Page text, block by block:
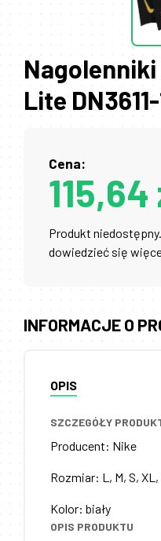
Lite DN3611-
Cena:
115,64
Produkt niedostępny.
dowiedzieć się
INFORMACJE O
OPIS
SZCZEGÓŁY
Producent: Nike
Rozmiar: L, M, S, XL,
Kolor: biały
OPIS PRODUKTU